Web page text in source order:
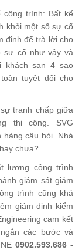
trình: Bất kể
khỏi một số sự cố
định để trà lời cho
sự cố như vậy và
khách sạn 4 sao
tuyệt đối cho
tranh chấp giữa
thi công. SVG
hàng câu hỏi Nhà
chưa?.
lượng công trình
giám sát giám
trình cũng khá
giám định kiểm
cam kết
các bước và
0902.593.686 -